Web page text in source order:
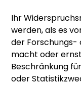
Ihr
werden, als es
der Forschungs-
macht oder
Beschränkung
oder